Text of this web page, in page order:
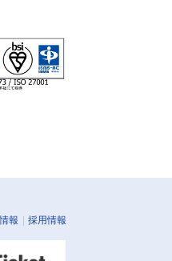
報 採用情報